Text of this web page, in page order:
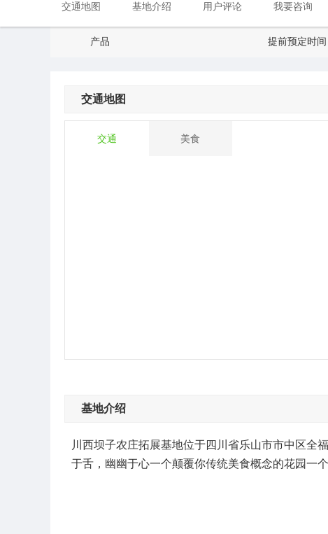
交通地图 基地介绍 用户评论 我要咨询
产品 提前预定时间
交通地图
交通 美食
基地介绍
川西坝子农庄拓展基地位于四川省乐山市市中区全
于舌，幽幽于心一个颠覆你传统美食概念的花园一